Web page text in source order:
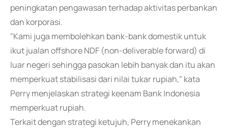
peningkatan pengawasan terhadap aktivitas perbankan
dan korporasi.
"Kami juga membolehkan bank-bank domestik untuk
ikut jualan offshore NDF (non-deliverable forward) di
luar negeri sehingga pasokan lebih banyak dan itu akan
memperkuat stabilisasi dari nilai tukar rupiah," kata
Perry menjelaskan strategi keenam Bank Indonesia
memperkuat rupiah.
Terkait dengan strategi ketujuh, Perry menekankan